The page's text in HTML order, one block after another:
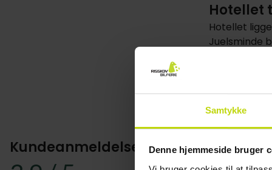
Samtykke
Denne hjemmeside bruger
Hotellet
Hotellet
Juelsminde
Fra
Tilbring
De voksne
Hotel
Vis mere
Kundeanmeldelser